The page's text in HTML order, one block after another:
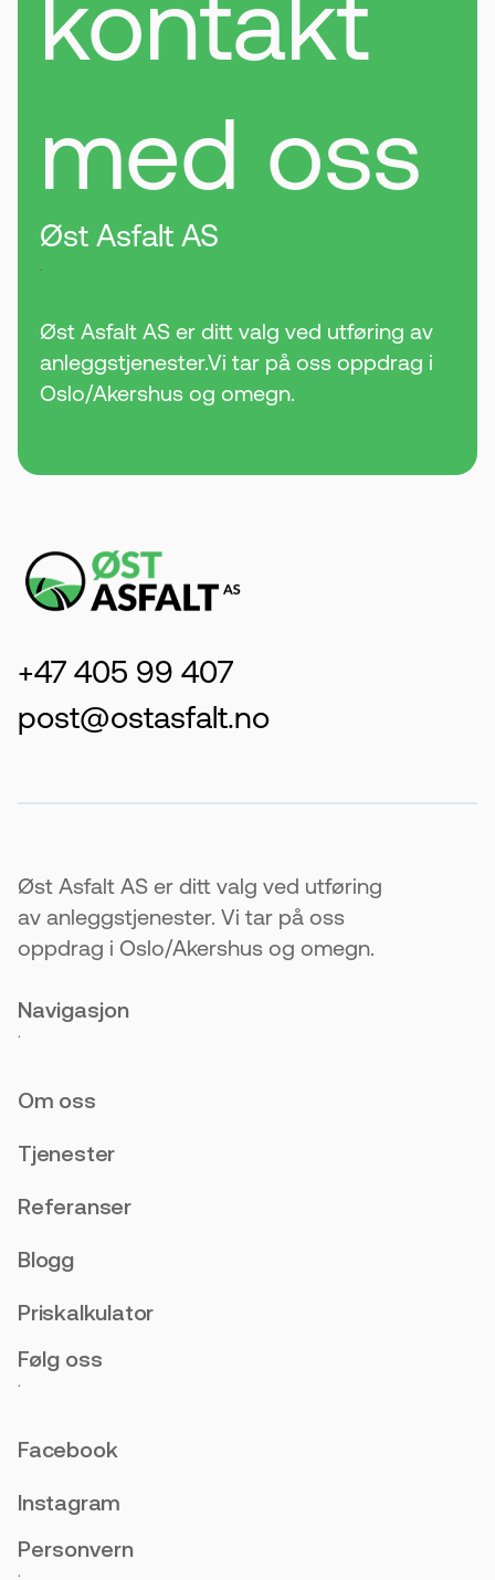
kontakt
med oss
Øst Asfalt AS
.
Øst Asfalt AS er ditt valg ved utføring av
anleggstjenester.Vi tar på oss oppdrag i
Oslo/Akershus og omegn.
+47 405 99 407
post@ostasfalt.no
Øst Asfalt AS er ditt valg ved utføring
av anleggstjenester. Vi tar på oss
oppdrag i Oslo/Akershus og omegn.
Navigasjon
.
Om oss
Tjenester
Referanser
Blogg
Priskalkulator
Følg oss
.
Facebook
Instagram
Personvern
.